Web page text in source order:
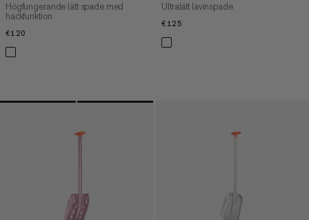
Högfungerande lätt spade med
hackfunktion
€120
Ultralätt lavinspade
€125